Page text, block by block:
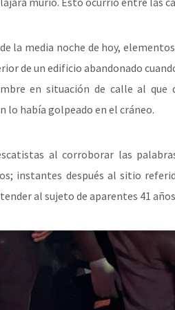
la media noche de hoy,
de un edificio abandonado
en situación de calle al que
lo había golpeado en el cráneo.
al corroborar las
instantes después al sitio
al sujeto de aparentes 41